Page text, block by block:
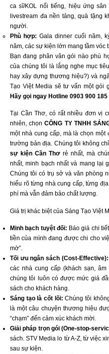
ca sĩ/KOL nổi tiếng, hiệu ứng
livestream đa nền tảng, quà tặng
người.
Phù hợp: Gala dinner cuối năm,
năm, các sự kiện lớn mang tầm vóc
Bạn đang phân vân gói nào phù
của chúng tôi là lắng nghe mục
hay xây dựng thương hiệu?) và
Tạo Việt Media sẽ tư vấn một gói
Hãy gọi ngay Hotline 0903 900
Tại Cần Thơ, có rất nhiều đơn vị
nhiên, chọnCÔNG TY TNHH
một nhà cung cấp, mà là chọn
trường bản địa. Chúng tôi không
sự kiện Cần Thơrẻ nhất, mà
nhất, minh bạch nhất và mang lại
Chúng tôi có trụ sở và văn phòng
hiểu rõ từng nhà cung cấp, từng
phí mà vẫn đảm bảo chất lượng.
Giá trị khác biệt của Sáng Tạo Việt
Minh bạch tuyệt đối: Báo giá chi
tiền của mình đang được chi cho
mờ”.
Tối ưu ngân sách (Cost-Effective):
các nhà cung cấp (khách sạn,
chúng tôi luôn có được mức giá
sách cho khách hàng.
Sáng tạo là cốt lõi: Chúng tôi
là một câu chuyện thương hiệu
“chạm” đến cảm xúc khách mời.
Giải pháp trọn gói (One-stop-
sách. STV Media lo từ A-Z, từ việc
sau sự kiện.